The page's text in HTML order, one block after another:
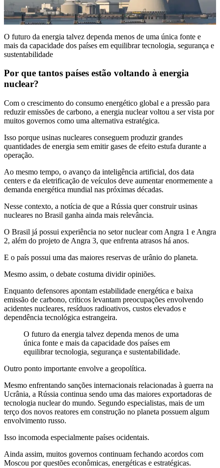
O futuro da energia talvez dependa menos de uma única fonte e
mais da capacidade dos países em equilibrar tecnologia, segurança e
sustentabilidade
Por que tantos países estão voltando à energia
nuclear?
Com o crescimento do consumo energético global e a pressão para
reduzir emissões de carbono, a energia nuclear voltou a ser vista por
muitos governos como uma alternativa estratégica.
Isso porque usinas nucleares conseguem produzir grandes
quantidades de energia sem emitir gases de efeito estufa durante a
operação.
Ao mesmo tempo, o avanço da inteligência artificial, dos data
centers e da eletrificação de veículos deve aumentar enormemente a
demanda energética mundial nas próximas décadas.
Nesse contexto, a notícia de que a Rússia quer construir usinas
nucleares no Brasil ganha ainda mais relevância.
O Brasil já possui experiência no setor nuclear com Angra 1 e Angra
2, além do projeto de Angra 3, que enfrenta atrasos há anos.
E o país possui uma das maiores reservas de urânio do planeta.
Mesmo assim, o debate costuma dividir opiniões.
Enquanto defensores apontam estabilidade energética e baixa
emissão de carbono, críticos levantam preocupações envolvendo
acidentes nucleares, resíduos radioativos, custos elevados e
dependência tecnológica estrangeira.
O futuro da energia talvez dependa menos de uma
única fonte e mais da capacidade dos países em
equilibrar tecnologia, segurança e sustentabilidade.
Outro ponto importante envolve a geopolítica.
Mesmo enfrentando sanções internacionais relacionadas à guerra na
Ucrânia, a Rússia continua sendo uma das maiores exportadoras de
tecnologia nuclear do mundo. Segundo especialistas, mais de um
terço dos novos reatores em construção no planeta possuem algum
envolvimento russo.
Isso incomoda especialmente países ocidentais.
Ainda assim, muitos governos continuam fechando acordos com
Moscou por questões econômicas, energéticas e estratégicas.